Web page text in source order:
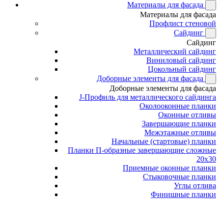
Материалы для фасада
Материалы для фасада
Профлист стеновой
Сайдинг
Сайдинг
Металлический сайдинг
Виниловый сайдинг
Цокольный сайдинг
Доборные элементы для фасада
Доборные элементы для фасада
J-Профиль для металлического сайдинга
Околооконные планки
Оконные отливы
Завершающие планки
Межэтажные отливы
Начальные (стартовые) планки
Планки П-образные завершающие сложные
20x30
Приемные оконные планки
Стыковочные планки
Углы отлива
Финишные планки